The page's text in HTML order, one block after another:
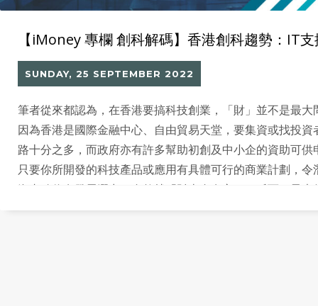
【iMoney 專欄 創科解碼】香港創科趨勢：IT
SUNDAY, 25 SEPTEMBER 2022
筆者從來都認為，在香港要搞科技創業，「財」並不是最大
因為香港是國際金融中心、自由貿易天堂，要集資或找投資
路十分之多，而政府亦有許多幫助初創及中小企的資助可供
只要你所開發的科技產品或應用有具體可行的商業計劃，令
是「才」——人才。